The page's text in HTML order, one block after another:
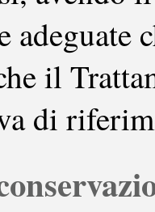
adeguate
il
di